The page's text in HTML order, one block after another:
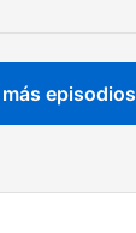
episodios